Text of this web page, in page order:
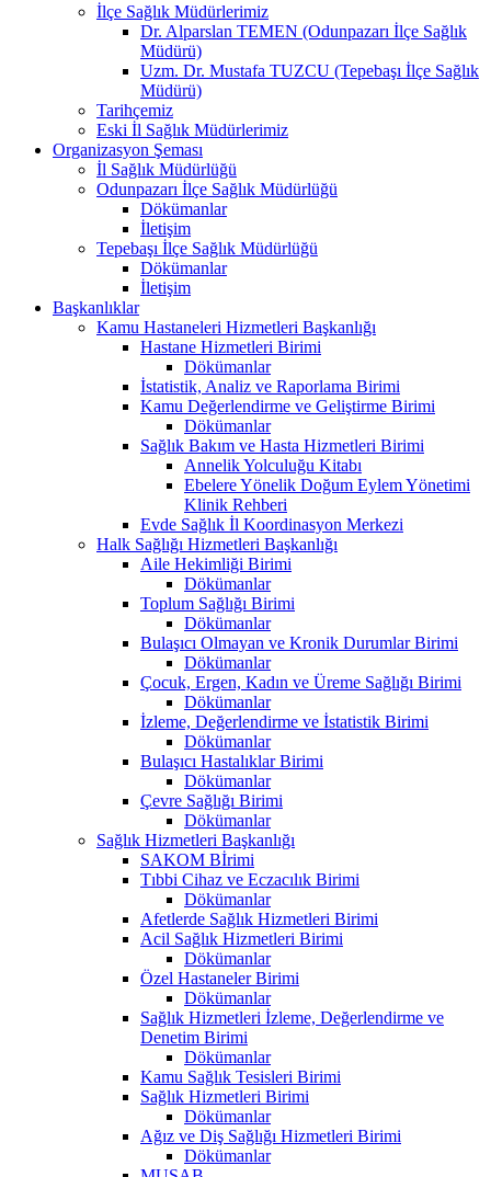
İlçe Sağlık Müdürlerimiz
Dr. Alparslan TEMEN (Odunpazarı İlçe Sağlık
Müdürü)
Uzm. Dr. Mustafa TUZCU (Tepebaşı İlçe Sağlık
Müdürü)
Tarihçemiz
Eski İl Sağlık Müdürlerimiz
Organizasyon Şeması
İl Sağlık Müdürlüğü
Odunpazarı İlçe Sağlık Müdürlüğü
Dökümanlar
İletişim
Tepebaşı İlçe Sağlık Müdürlüğü
Dökümanlar
İletişim
Başkanlıklar
Kamu Hastaneleri Hizmetleri Başkanlığı
Hastane Hizmetleri Birimi
Dökümanlar
İstatistik, Analiz ve Raporlama Birimi
Kamu Değerlendirme ve Geliştirme Birimi
Dökümanlar
Sağlık Bakım ve Hasta Hizmetleri Birimi
Annelik Yolculuğu Kitabı
Ebelere Yönelik Doğum Eylem Yönetimi
Klinik Rehberi
Evde Sağlık İl Koordinasyon Merkezi
Halk Sağlığı Hizmetleri Başkanlığı
Aile Hekimliği Birimi
Dökümanlar
Toplum Sağlığı Birimi
Dökümanlar
Bulaşıcı Olmayan ve Kronik Durumlar Birimi
Dökümanlar
Çocuk, Ergen, Kadın ve Üreme Sağlığı Birimi
Dökümanlar
İzleme, Değerlendirme ve İstatistik Birimi
Dökümanlar
Bulaşıcı Hastalıklar Birimi
Dökümanlar
Çevre Sağlığı Birimi
Dökümanlar
Sağlık Hizmetleri Başkanlığı
SAKOM Bİrimi
Tıbbi Cihaz ve Eczacılık Birimi
Dökümanlar
Afetlerde Sağlık Hizmetleri Birimi
Acil Sağlık Hizmetleri Birimi
Dökümanlar
Özel Hastaneler Birimi
Dökümanlar
Sağlık Hizmetleri İzleme, Değerlendirme ve
Denetim Birimi
Dökümanlar
Kamu Sağlık Tesisleri Birimi
Sağlık Hizmetleri Birimi
Dökümanlar
Ağız ve Diş Sağlığı Hizmetleri Birimi
Dökümanlar